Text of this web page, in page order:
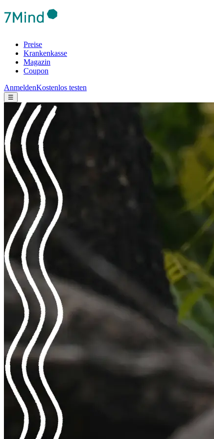
Preise
Krankenkasse
Magazin
Coupon
AnmeldenKostenlos testen
☰